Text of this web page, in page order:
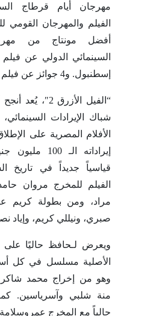
مهرجان أيام قرطاج
الفيلم والمهرجان القومي
أفضل مونتاج من
السينمائي الدولي عن
إسطنبول. و4 جوائز عن فيلم الأصليين.
“الفيل الأزرق 2″،
شباك الإيرادات
الأفلام المصرية على
إيراداته الـ
قياسياً جديداً في تاريخ
الفيلم للمخرج مروان
مراد، ومن بطولة كريم
صبري، ونيللي كريم، وإياد
ويعرض لـحافظ حاليًا
الأصلية مسلسل في كل
وهو من إخراج محمد شاكر
منة شلبي وآسرياسين.
حالياً مع المخرج